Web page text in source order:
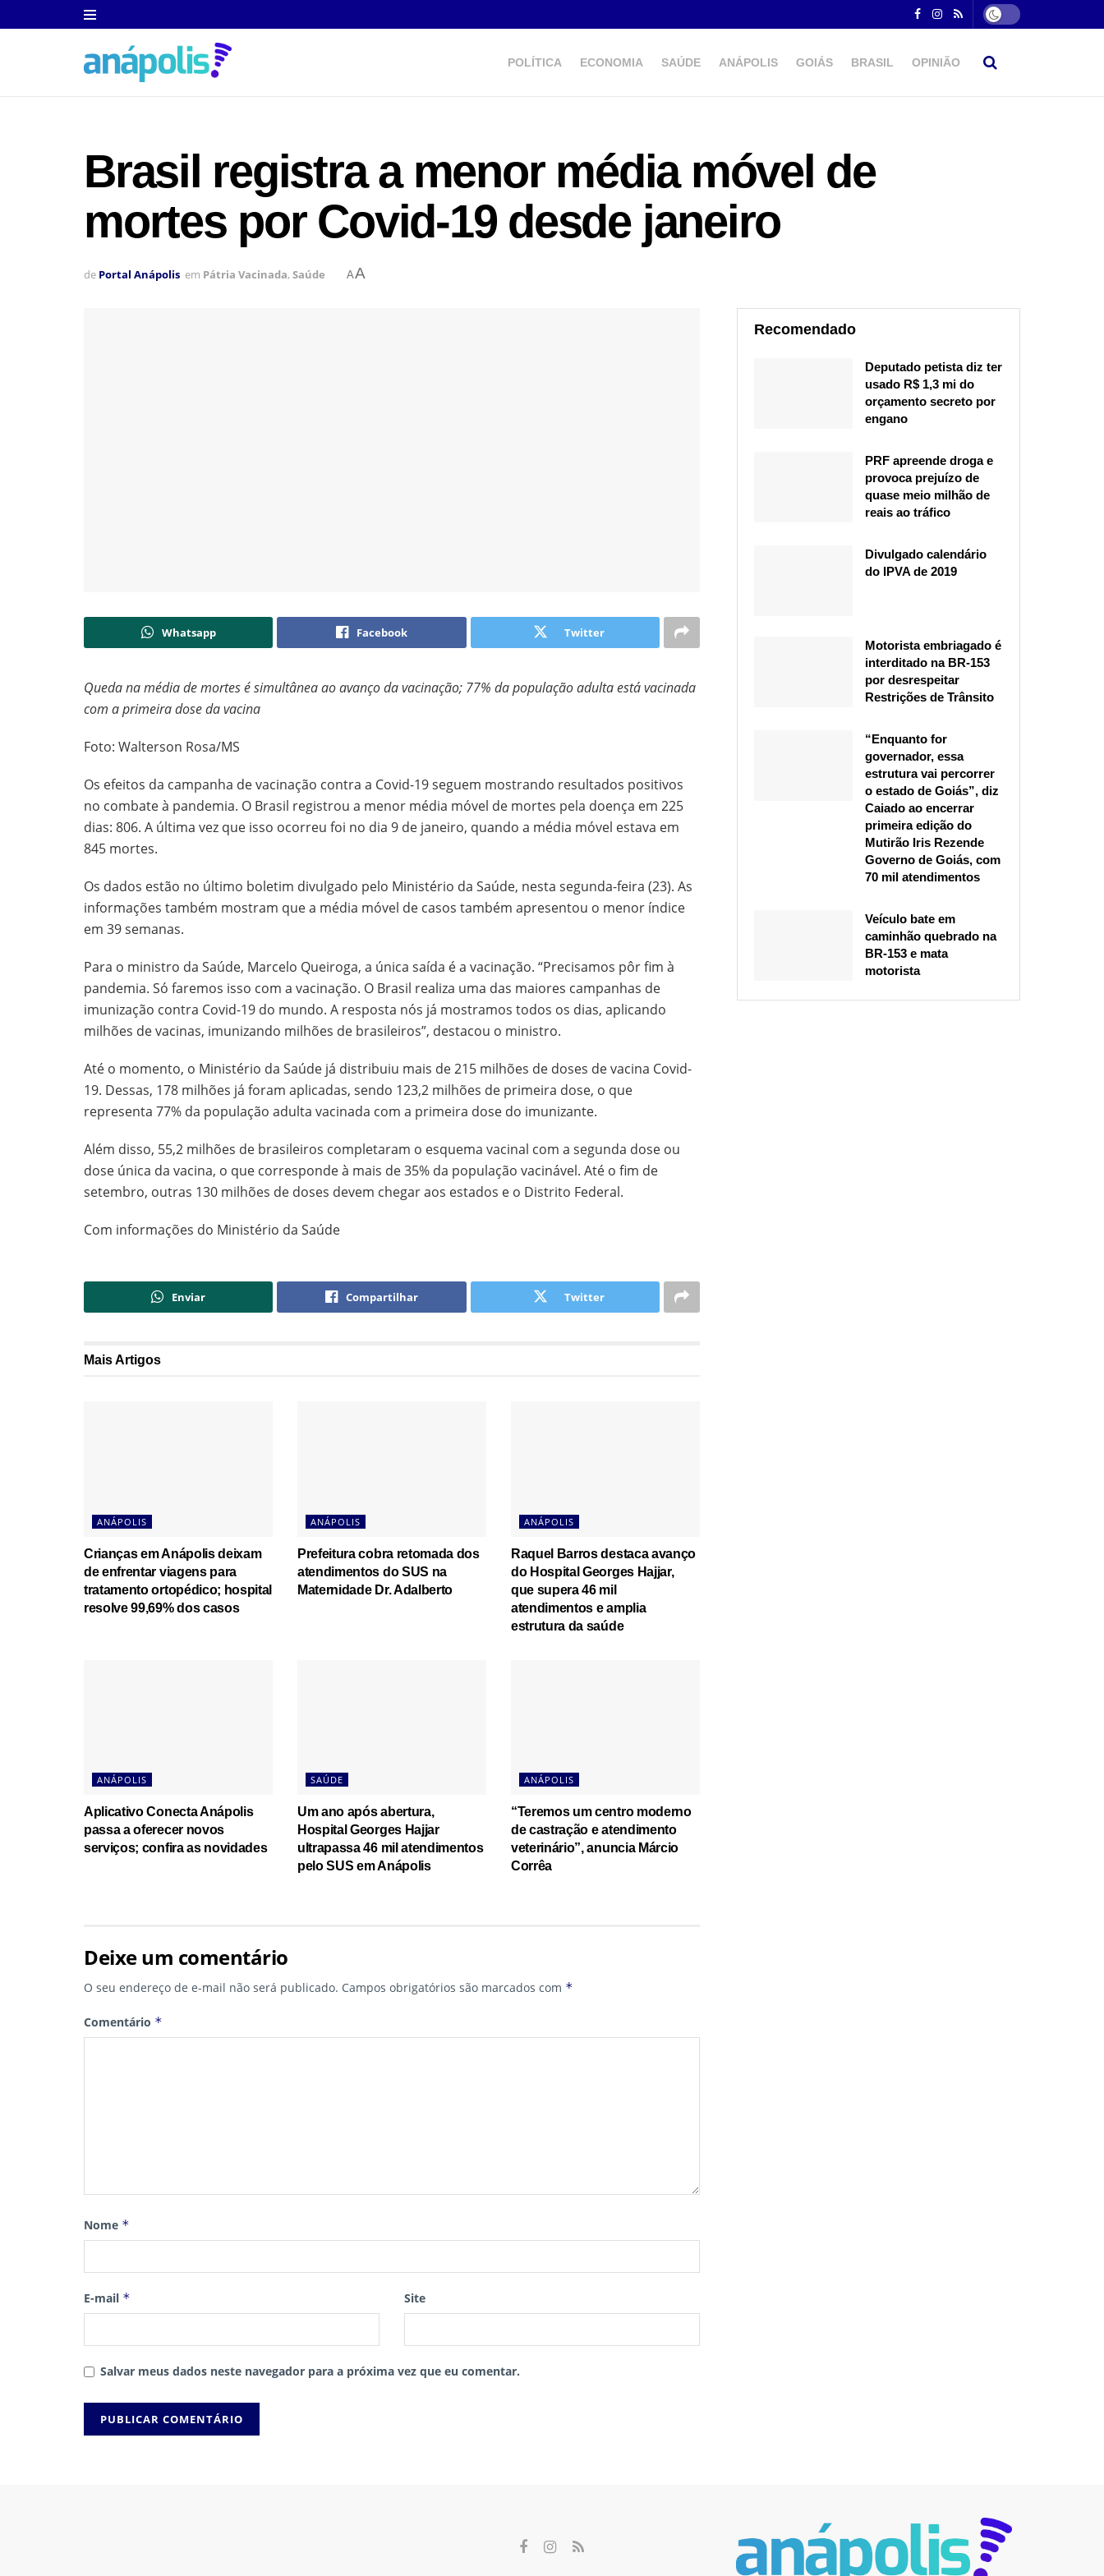
POLÍTICA ECONOMIA SAÚDE ANÁPOLIS GOIÁS BRASIL OPINIÃO
Brasil registra a menor média móvel de
mortes por Covid-19 desde janeiro
de Portal Anápolis em Pátria Vacinada, Saúde AA
Whatsapp Facebook Twitter
Queda na média de mortes é simultânea ao avanço da vacinação; 77% da população adulta está vacinada
com a primeira dose da vacina
Foto: Walterson Rosa/MS
Os efeitos da campanha de vacinação contra a Covid-19 seguem mostrando resultados positivos
no combate à pandemia. O Brasil registrou a menor média móvel de mortes pela doença em 225
dias: 806. A última vez que isso ocorreu foi no dia 9 de janeiro, quando a média móvel estava em
845 mortes.
Os dados estão no último boletim divulgado pelo Ministério da Saúde, nesta segunda-feira (23). As
informações também mostram que a média móvel de casos também apresentou o menor índice
em 39 semanas.
Para o ministro da Saúde, Marcelo Queiroga, a única saída é a vacinação. “Precisamos pôr fim à
pandemia. Só faremos isso com a vacinação. O Brasil realiza uma das maiores campanhas de
imunização contra Covid-19 do mundo. A resposta nós já mostramos todos os dias, aplicando
milhões de vacinas, imunizando milhões de brasileiros”, destacou o ministro.
Até o momento, o Ministério da Saúde já distribuiu mais de 215 milhões de doses de vacina Covid-
19. Dessas, 178 milhões já foram aplicadas, sendo 123,2 milhões de primeira dose, o que
representa 77% da população adulta vacinada com a primeira dose do imunizante.
Além disso, 55,2 milhões de brasileiros completaram o esquema vacinal com a segunda dose ou
dose única da vacina, o que corresponde à mais de 35% da população vacinável. Até o fim de
setembro, outras 130 milhões de doses devem chegar aos estados e o Distrito Federal.
Com informações do Ministério da Saúde
Enviar Compartilhar Twitter
MaisArtigos
ANÁPOLIS
Crianças em Anápolis deixam
de enfrentar viagens para
tratamento ortopédico; hospital
resolve 99,69% dos casos
ANÁPOLIS
Prefeitura cobra retomada dos
atendimentos do SUS na
Maternidade Dr. Adalberto
ANÁPOLIS
Raquel Barros destaca avanço
do Hospital Georges Hajjar,
que supera 46 mil
atendimentos e amplia
estrutura da saúde
ANÁPOLIS
Aplicativo Conecta Anápolis
passa a oferecer novos
serviços; confira as novidades
SAÚDE
Um ano após abertura,
Hospital Georges Hajjar
ultrapassa 46 mil atendimentos
pelo SUS em Anápolis
ANÁPOLIS
“Teremos um centro moderno
de castração e atendimento
veterinário”, anuncia Márcio
Corrêa
Deixe um comentário
O seu endereço de e-mail não será publicado. Campos obrigatórios são marcados com *
Comentário *
Nome *
E-mail * Site
Salvar meus dados neste navegador para a próxima vez que eu comentar.
Recomendado
Deputado petista diz ter
usado R$ 1,3 mi do
orçamento secreto por
engano
PRF apreende droga e
provoca prejuízo de
quase meio milhão de
reais ao tráfico
Divulgado calendário
do IPVA de 2019
Motorista embriagado é
interditado na BR-153
por desrespeitar
Restrições de Trânsito
“Enquanto for
governador, essa
estrutura vai percorrer
o estado de Goiás”, diz
Caiado ao encerrar
primeira edição do
Mutirão Iris Rezende
Governo de Goiás, com
70 mil atendimentos
Veículo bate em
caminhão quebrado na
BR-153 e mata
motorista